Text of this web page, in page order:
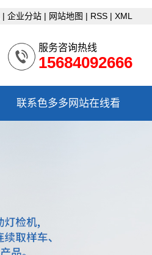
| 企业分站 | 网站地图 | RSS | XML
服务咨询热线
15684092666
联系色多多网站在线看